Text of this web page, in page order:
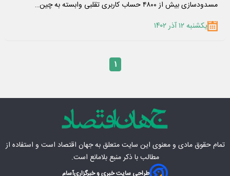
مسدودسازی بیش از ۴۸۰۰ حساب کاربری تقلبی وابسته به چین…
یکشنبه ۱۲ آذر ۱۴۰۲
۱
تمام حقوق مادی‌ و معنوی این سایت متعلق بهجهان اقتصاد است و استفاده از
مطالب با ذکر منبع بلامانع است.
طراحی سایت خبری و خبرگزاریآسام